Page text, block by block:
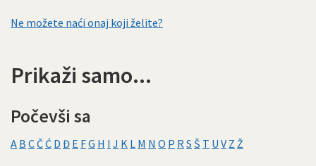
Ne možete naći onaj koji želite?
Prikaži samo...
Počevši sa
A B CČĆ D Đ E FG H I J K L M N O P R S Š T U V Z Ž